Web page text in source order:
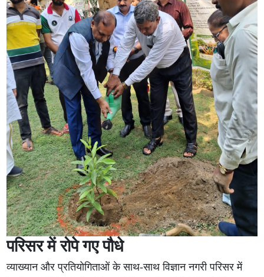
परिसर में रोपे गए पौधे
व्याख्यान और प्रतियोगिताओं के साथ-साथ विज्ञान नगरी परिसर में